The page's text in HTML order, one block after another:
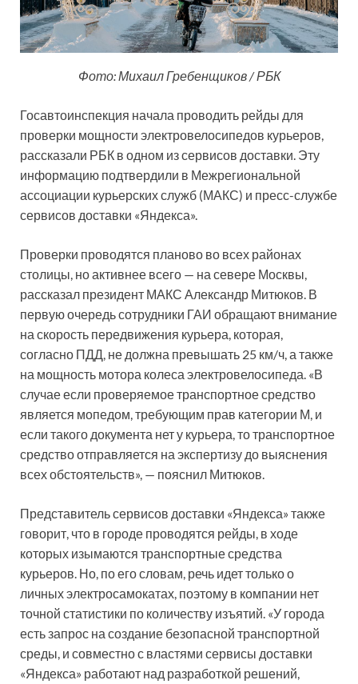
Фото: Михаил Гребенщиков / РБК
Госавтоинспекция начала проводить рейды для
проверки мощности электровелосипедов курьеров,
рассказали РБК в одном из сервисов доставки. Эту
информацию подтвердили в Межрегиональной
ассоциации курьерских служб (МАКС) и пресс-службе
сервисов доставки «Яндекса».
Проверки проводятся планово во всех районах
столицы, но активнее всего — на севере Москвы,
рассказал президент МАКС Александр Митюков. В
первую очередь сотрудники ГАИ обращают внимание
на скорость передвижения курьера, которая,
согласно ПДД, не должна превышать 25 км/ч, а также
на мощность мотора колеса электровелосипеда. «В
случае если проверяемое транспортное средство
является мопедом, требующим прав категории М, и
если такого документа нет у курьера, то транспортное
средство отправляется на экспертизу до выяснения
всех обстоятельств», — пояснил Митюков.
Представитель сервисов доставки «Яндекса» также
говорит, что в городе проводятся рейды, в ходе
которых изымаются транспортные средства
курьеров. Но, по его словам, речь идет только о
личных электросамокатах, поэтому в компании нет
точной статистики по количеству изъятий. «У города
есть запрос на создание безопасной транспортной
среды, и совместно с властями сервисы доставки
«Яндекса» работают над разработкой решений,